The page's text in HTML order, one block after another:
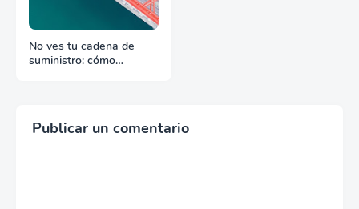
No ves tu cadena de
suministro: cómo
Publicar un comentario